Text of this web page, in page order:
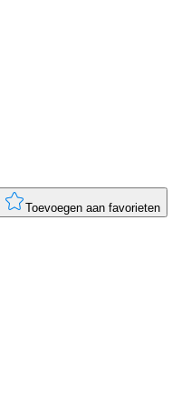
Toevoegen aan favorieten